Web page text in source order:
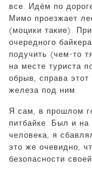
все. Идём по
Мимо проезжает
(моцики такие).
очередного
подучить (чем-то
на месте туриста
обрыв, справа
железа под ним.
Я сам, в прошлом
питбайке. Был и
человека, я
это же очевидно,
безопасности